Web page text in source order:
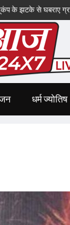
घबराए ग्रामीण ,
धर्म ज्योतिष